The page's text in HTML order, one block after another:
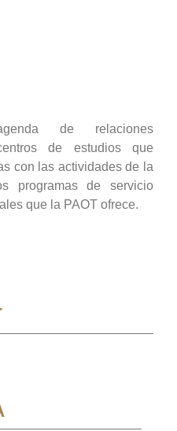
de relaciones
de estudios que
con las actividades de la
programas de servicio
que la PAOT ofrece.